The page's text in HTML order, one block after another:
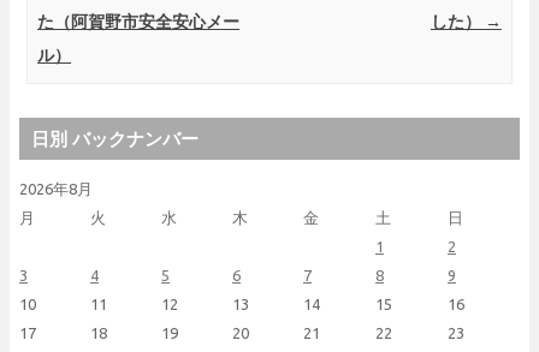
た（阿賀野市安全安心メー
ル）
した）
→
日別 バックナンバー
2026年8月
月
火 水 木 金 土 日
1
2
3
4 5 6 7 8
9
10
11 12 13 14 15
16
17
18 19 20 21 22
23